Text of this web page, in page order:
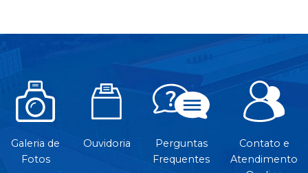
Galeria de
Fotos
Ouvidoria
Perguntas
Frequentes
Contato e
Atendimento